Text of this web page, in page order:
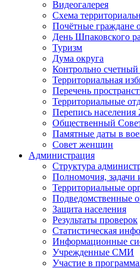
Видеогалерея
Схема
Почётные граждане
День Шпаковского
Туризм
Дума округа
Контрольно счетный
Территориальная
Перечень
Территориальные
Перепись населения
Общественный
Памятные даты в
Совет женщин
Администрация
Структура
Полномочия, задачи
Территориальные
Подведомственные
Защита населения
Результаты проверок
Статистическая
Информационные
Учрежденные СМИ
Участие в